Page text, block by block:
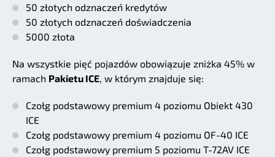
50 złotych odznaczeń kredytów
50 złotych odznaczeń doświadczenia
5000 złota
Na wszystkie pięć pojazdów obowiązuje zniżka 45% w
ramach Pakietu ICE , w którym znajduje się:
Czołg podstawowy premium 4 poziomu Obiekt 430
ICE
Czołg podstawowy premium 4 poziomu OF-40 ICE
Czołg podstawowy premium 5 poziomu T-72AV ICE